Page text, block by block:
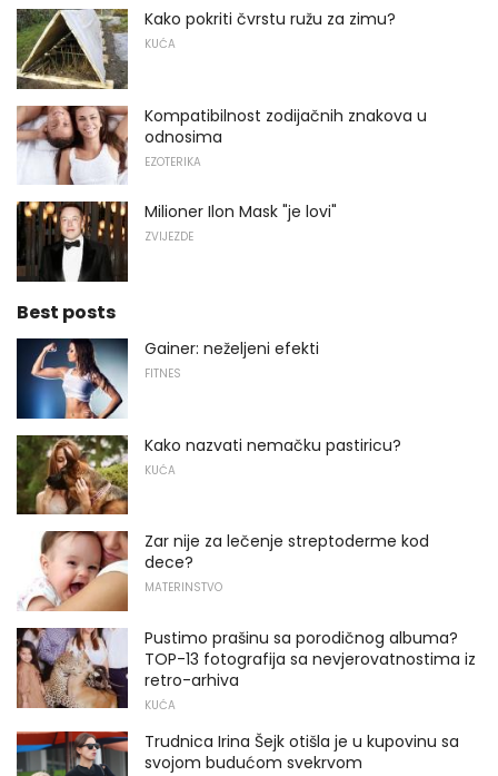
Kako pokriti čvrstu ružu za zimu?
KUĆA
Kompatibilnost zodijačnih znakova u
odnosima
EZOTERIKA
Milioner Ilon Mask "je lovi"
ZVIJEZDE
Best posts
Gainer: neželjeni efekti
FITNES
Kako nazvati nemačku pastiricu?
KUĆA
Zar nije za lečenje streptoderme kod
dece?
MATERINSTVO
Pustimo prašinu sa porodičnog albuma?
TOP-13 fotografija sa nevjerovatnostima iz
retro-arhiva
KUĆA
Trudnica Irina Šejk otišla je u kupovinu sa
svojom budućom svekrvom